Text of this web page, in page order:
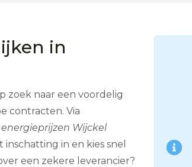
in
zoek naar een voordelig
contracten. Via
energieprijzen Wijckel
in en kies snel
een zekere leverancier?